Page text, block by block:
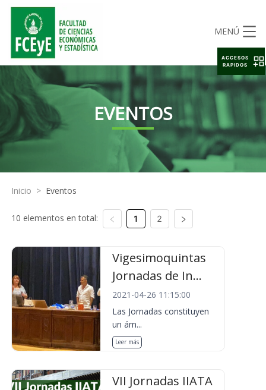
MENÚ
EVENTOS
Inicio > Eventos
10 elementos en total: 1 2
Vigesimoquintas
Jornadas de In...
2021-04-26 11:15:00
Las Jornadas constituyen
un ám...
Leer más
VII Jornadas IIATA
ACCESOS
RAPIDOS